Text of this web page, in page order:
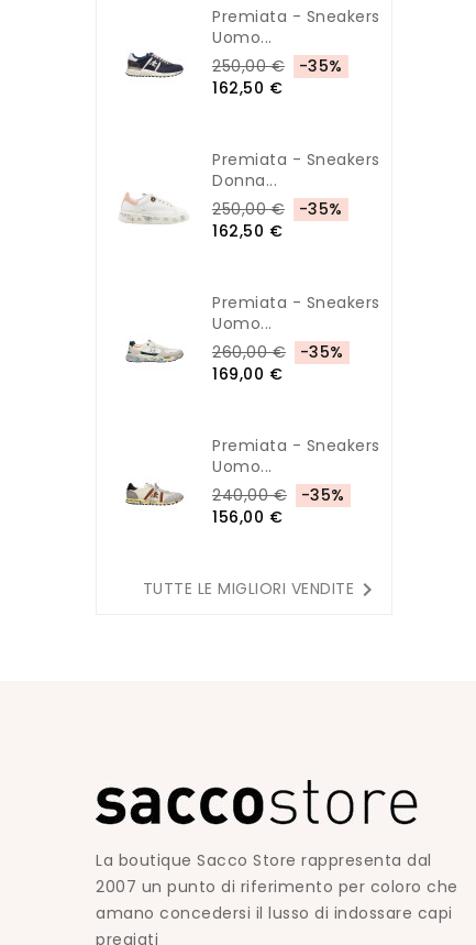
Premiata - Sneakers
Uomo...
250,00 €
-35%
162,50 €
Premiata - Sneakers
Donna...
250,00 €
-35%
162,50 €
Premiata - Sneakers
Uomo...
260,00 €
-35%
169,00 €
Premiata - Sneakers
Uomo...
240,00 €
-35%
156,00 €
TUTTE LE MIGLIORI VENDITE 
La boutique Sacco Store rappresenta dal
2007 un punto di riferimento per coloro che
amano concedersi il lusso di indossare capi
pregiati